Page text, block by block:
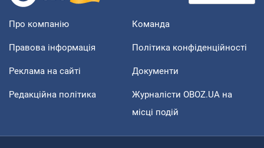
Про компанію Команда
Правова інформація Політика конфіденційності
Реклама на сайті Документи
Редакційна політика
Журналісти OBOZ.UA на
місці подій